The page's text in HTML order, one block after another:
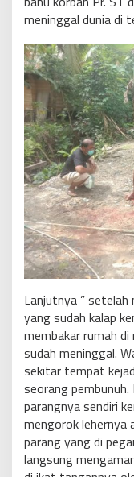
meninggal dunia di
Lanjutnya ” setelah
yang sudah kalap
membakar rumah
sudah meninggal.
sekitar tempat
seorang
parangnya sendiri
mengorok lehernya
parang yang di
langsung